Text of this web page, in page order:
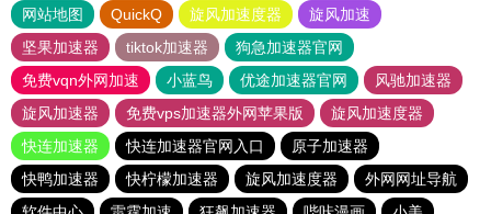
网站地图 QuickQ 旋风加速度器
旋风加速
坚果加速器
tiktok加速器
狗急加速器官网
免费vqn外网加速
小蓝鸟 优途加速器官网
风驰加速器
旋风加速器
免费vps加速器外网苹果版
旋风加速度器
快连加速器
快连加速器官网入口
原子加速器
快鸭加速器
快柠檬加速器 旋风加速度器
外网网址导航